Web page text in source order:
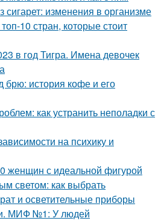
сигарет: изменения в организме
10 стран, которые стоит
в год Тигра. Имена девочек
брю: история кофе и его
как устранить неполадки с
на психику и
женщин с идеальной фигурой
светом: как выбрать
и осветительные приборы
МИФ №1: У людей